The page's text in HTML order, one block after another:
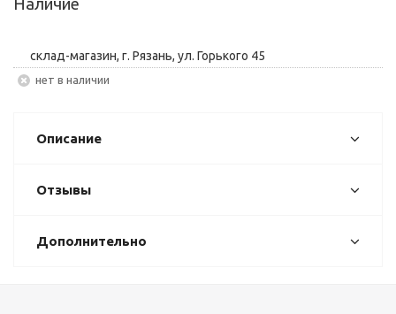
Наличие
склад-магазин, г. Рязань, ул. Горького 45
Нет в наличии
Описание
Отзывы
Дополнительно